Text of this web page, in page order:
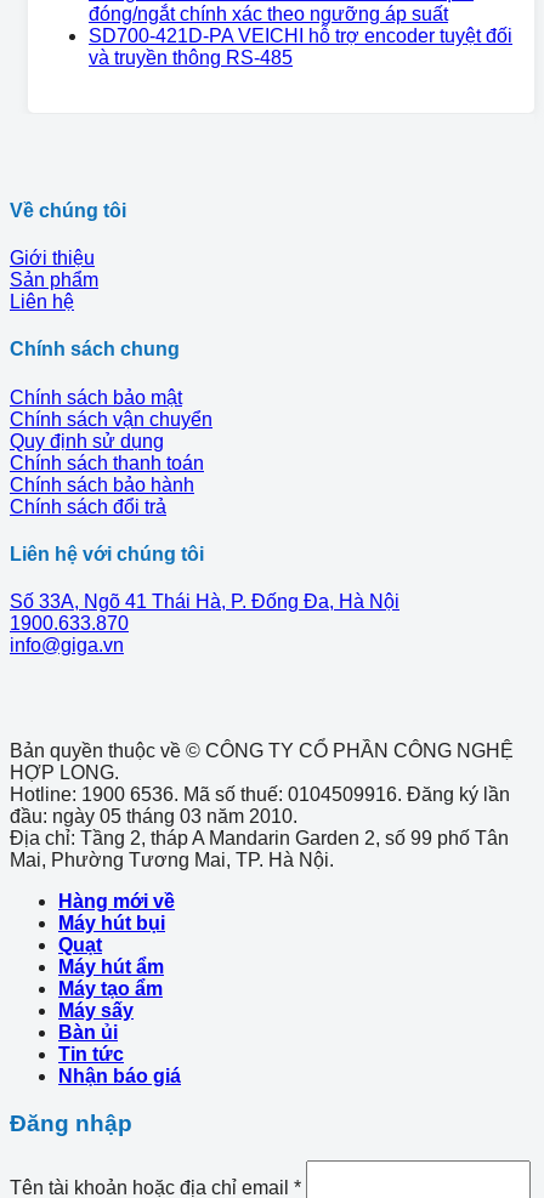
đóng/ngắt chính xác theo ngưỡng áp suất
SD700-421D-PA VEICHI hỗ trợ encoder tuyệt đối
và truyền thông RS-485
Về chúng tôi
Giới thiệu
Sản phẩm
Liên hệ
Chính sách chung
Chính sách bảo mật
Chính sách vận chuyển
Quy định sử dụng
Chính sách thanh toán
Chính sách bảo hành
Chính sách đổi trả
Liên hệ với chúng tôi
Số 33A, Ngõ 41 Thái Hà, P. Đống Đa, Hà Nội
1900.633.870
info@giga.vn
Bản quyền thuộc về © CÔNG TY CỔ PHẦN CÔNG NGHỆ
HỢP LONG.
Hotline: 1900 6536. Mã số thuế: 0104509916. Đăng ký lần
đầu: ngày 05 tháng 03 năm 2010.
Địa chỉ: Tầng 2, tháp A Mandarin Garden 2, số 99 phố Tân
Mai, Phường Tương Mai, TP. Hà Nội.
Hàng mới về
Máy hút bụi
Quạt
Máy hút ẩm
Máy tạo ẩm
Máy sấy
Bàn ủi
Tin tức
Nhận báo giá
Đăng nhập
Tên tài khoản hoặc địa chỉ email *